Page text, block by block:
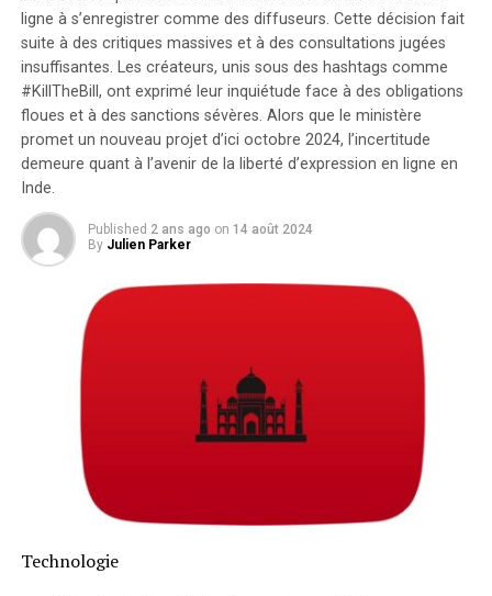
ligne à s’enregistrer comme des diffuseurs. Cette décision fait
suite à des critiques massives et à des consultations jugées
insuffisantes. Les créateurs, unis sous des hashtags comme
#KillTheBill , ont exprimé leur inquiétude face à des obligations
floues et à des sanctions sévères. Alors que le ministère
promet un nouveau projet d’ici octobre 2024, l’incertitude
demeure quant à l’avenir de la liberté d’expression en ligne en
Inde.
Published 2 ans ago on 14 août 2024
By Julien Parker
Technologie